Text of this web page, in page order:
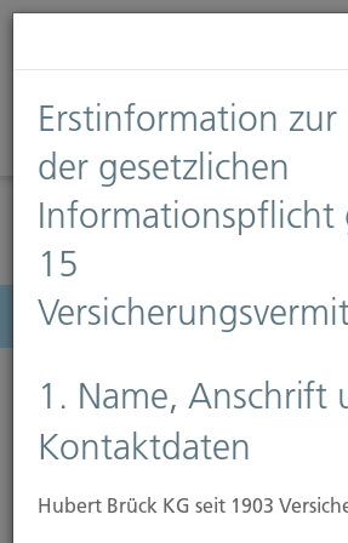
Diese Webseite verwendet Cookies.
Informationen finden Sie auf
Diese Nachricht nicht
Menü
Erstinformation
der gesetzlichen
Informationspflicht
15
1. Name, Anschrift
Kontaktdaten
Hubert Brück KG seit 1903